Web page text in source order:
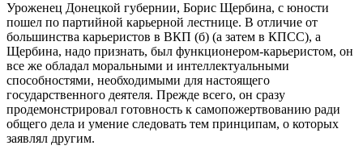
Уроженец Донецкой губернии, Борис Щербина, с юности
пошел по партийной карьерной лестнице. В отличие от
большинства карьеристов в ВКП (б) (а затем в КПСС), а
Щербина, надо признать, был функционером-карьеристом, он
все же обладал моральными и интеллектуальными
способностями, необходимыми для настоящего
государственного деятеля. Прежде всего, он сразу
продемонстрировал готовность к самопожертвованию ради
общего дела и умение следовать тем принципам, о которых
заявлял другим.